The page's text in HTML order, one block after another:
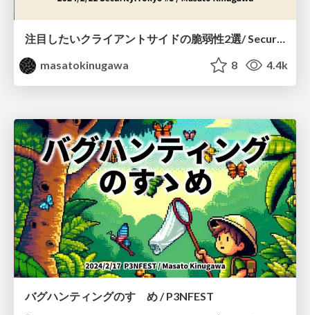
注目したいクライアントサイドの脆弱性2選/ Security.Tokyo #3
masatokinugawa
8 4.4k
バグハンティングのすゝめ / P3NFEST